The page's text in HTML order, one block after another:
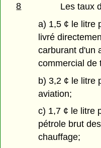
8
Les taux
a) 1,5 ¢ le litre
livré
carburant d'un
commercial de
b) 3,2 ¢ le litre
aviation;
c) 1,7 ¢ le litre
pétrole brut
chauffage;